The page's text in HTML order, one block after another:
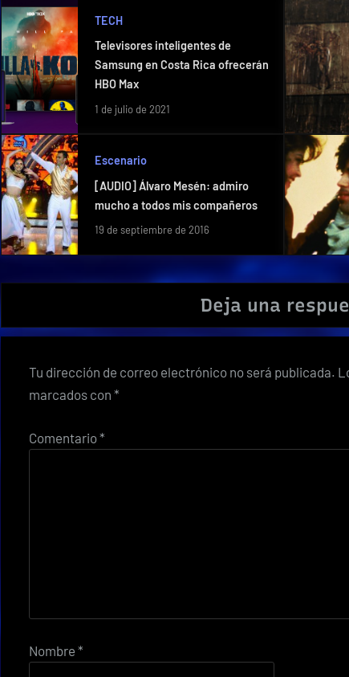
TECH
Televisores inteligentes de
Samsung en Costa Rica ofrecerán
HBO Max
1 de julio de 2021
Escenario
[AUDIO] Álvaro Mesén: admiro
mucho a todos mis compañeros
19 de septiembre de 2016
Deja una
Tu dirección de correo electrónico no será publicada.
marcados con *
Comentario*
Nombre *